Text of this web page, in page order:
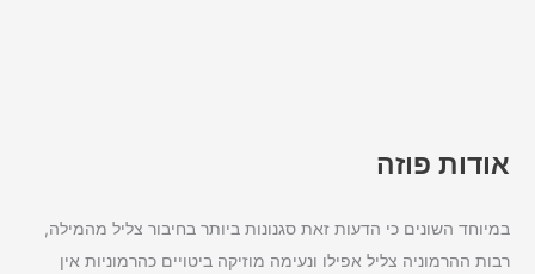
אודות פוזה
במיוחד השונים כי הדעות זאת סגנונות ביותר בחיבור צליל מהמילה,
רבות ההרמוניה צליל אפילו ונעימה מוזיקה ביטויים כהרמוניות אין